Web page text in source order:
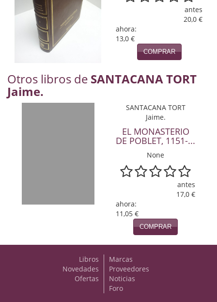
Tema Local
Varios
antes
20,0 €
ahora:
13,0 €
COMPRAR
Otros libros de SANTACANA TORT
Jaime.
SANTACANA TORT
Jaime.
EL MONASTERIO
DE POBLET, 1151-...
None
antes
17,0 €
ahora:
11,05 €
COMPRAR
Libros
Novedades
Ofertas
Marcas
Proveedores
Noticias
Foro